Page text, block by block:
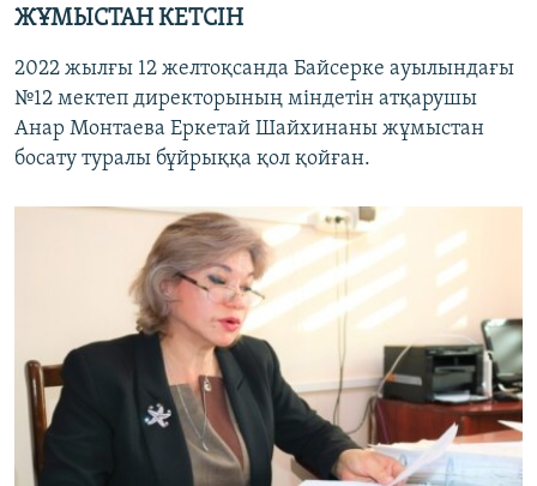
ЖҰМЫСТАН КЕТСІН
2022 жылғы 12 желтоқсанда Байсерке ауылындағы
№12 мектеп директорының міндетін атқарушы
Анар Монтаева Еркетай Шайхинаны жұмыстан
босату туралы бұйрыққа қол қойған.